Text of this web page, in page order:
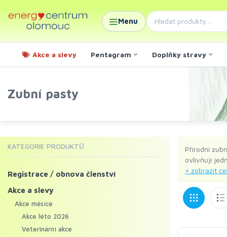
Menu
Akce a slevy Pentagram Doplňky stravy
Zubní pasty
Přírodní
ovlivňují
KATEGORIE PRODUKTŮ
Registrace / obnova členství
Akce a slevy
Akce měsíce
Akce léto 2026
Veterinární akce